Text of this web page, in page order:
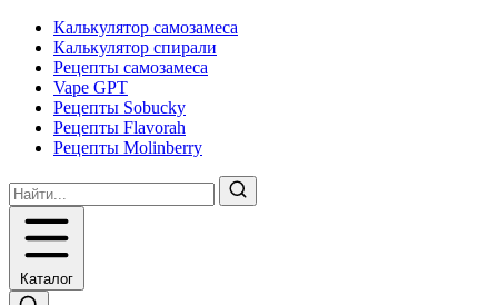
Калькулятор самозамеса
Калькулятор спирали
Рецепты самозамеса
Vape GPT
Рецепты Sobucky
Рецепты Flavorah
Рецепты Molinberry
Каталог